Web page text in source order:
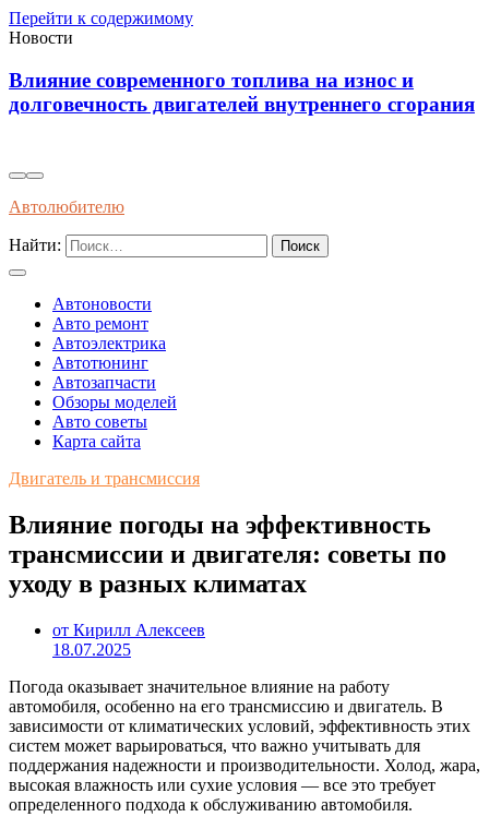
Перейти к содержимому
Новости
Влияние современного топлива на износ и
долговечность двигателей внутреннего сгорания
Автолюбителю
Найти:
Автоновости
Авто ремонт
Автоэлектрика
Автотюнинг
Автозапчасти
Обзоры моделей
Авто советы
Карта сайта
Двигатель и трансмиссия
Влияние погоды на эффективность
трансмиссии и двигателя: советы по
уходу в разных климатах
от Кирилл Алексеев
18.07.2025
Погода оказывает значительное влияние на работу
автомобиля, особенно на его трансмиссию и двигатель. В
зависимости от климатических условий, эффективность этих
систем может варьироваться, что важно учитывать для
поддержания надежности и производительности. Холод, жара,
высокая влажность или сухие условия — все это требует
определенного подхода к обслуживанию автомобиля.